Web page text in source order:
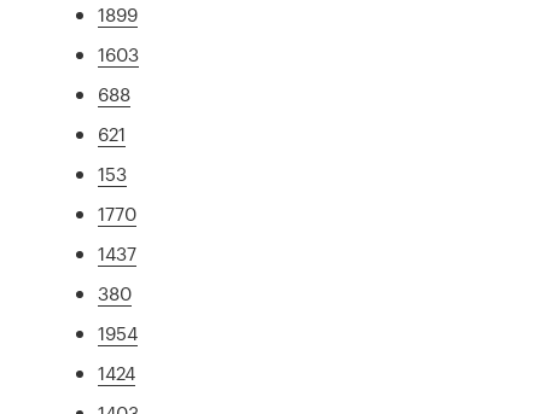
1899
1603
688
621
153
1770
1437
380
1954
1424